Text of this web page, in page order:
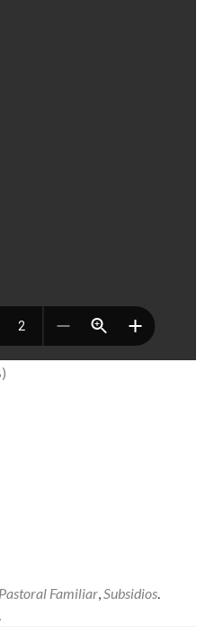
Pastoral Familiar,Subsidios.
.